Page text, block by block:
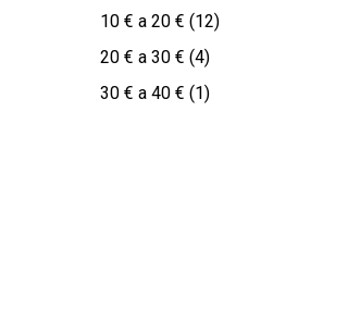
10 € a 20 € (12)
20 € a 30 € (4)
30 € a 40 € (1)